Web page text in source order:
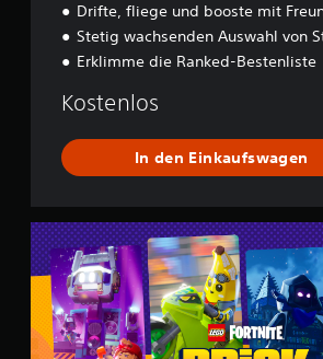
Drifte, fliege und booste mit
Stetig wachsenden Auswahl von
Erklimme die Ranked-Bestenliste
Kostenlos
In den Einkaufswagen
L
E
G
F